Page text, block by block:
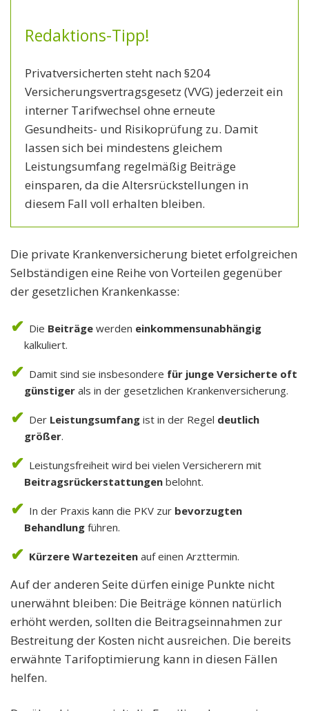
Redaktions-Tipp!
Privatversicherten steht nach §204
Versicherungsvertragsgesetz (VVG) jederzeit ein
interner Tarifwechsel ohne erneute
Gesundheits- und Risikoprüfung zu. Damit
lassen sich bei mindestens gleichem
Leistungsumfang regelmäßig Beiträge
einsparen, da die Altersrückstellungen in
diesem Fall voll erhalten bleiben.
Die private Krankenversicherung bietet erfolgreichen
Selbständigen eine Reihe von Vorteilen gegenüber
der gesetzlichen Krankenkasse:
Die Beiträge werden einkommensunabhängig
kalkuliert.
Damit sind sie insbesondere für junge Versicherte oft
günstiger als in der gesetzlichen Krankenversicherung.
Der Leistungsumfang ist in der Regel deutlich
größer.
Leistungsfreiheit wird bei vielen Versicherern mit
Beitragsrückerstattungen belohnt.
In der Praxis kann die PKV zur bevorzugten
Behandlung führen.
Kürzere Wartezeiten auf einen Arzttermin.
Auf der anderen Seite dürfen einige Punkte nicht
unerwähnt bleiben: Die Beiträge können natürlich
erhöht werden, sollten die Beitragseinnahmen zur
Bestreitung der Kosten nicht ausreichen. Die bereits
erwähnte Tarifoptimierung kann in diesen Fällen
helfen.